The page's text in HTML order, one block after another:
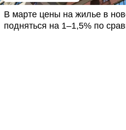
В марте цены на жилье в
подняться на 1–1,5% по